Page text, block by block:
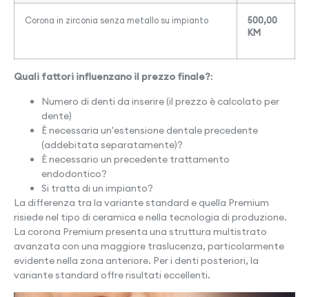
Corona in zirconia senza metallo su impianto
500,00
KM
Quali fattori influenzano il prezzo finale?:
Numero di denti da inserire (il prezzo è calcolato per
dente)
È necessaria un'estensione dentale precedente
(addebitata separatamente)?
È necessario un precedente trattamento
endodontico?
Si tratta di un impianto?
La differenza tra la variante standard e quella Premium
risiede nel tipo di ceramica e nella tecnologia di produzione.
La corona Premium presenta una struttura multistrato
avanzata con una maggiore traslucenza, particolarmente
evidente nella zona anteriore. Per i denti posteriori, la
variante standard offre risultati eccellenti.